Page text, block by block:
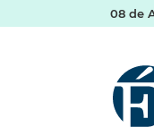
08 de